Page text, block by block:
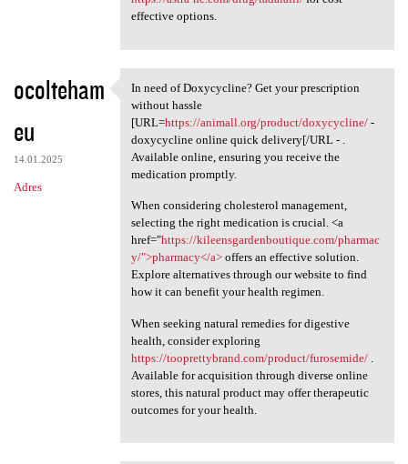
effective options.
ocolteham
eu
14.01.2025
Adres
In need of Doxycycline? Get
In need of Doxycycline? Get your prescription
without hassle
[URL=https://animall.org/product/doxycycline/-
doxycycline online quick delivery[/URL - .
Available online, ensuring you receive the
medication promptly.
When considering cholesterol management,
selecting the right medication is crucial. <a
href="https://kileensgardenboutique.com/pharmac
y/">pharmacy</a>offers an effective solution.
Explore alternatives through our website to find
how it can benefit your health regimen.
When seeking natural remedies for digestive
health, consider exploring
https://tooprettybrand.com/product/furosemide/.
Available for acquisition through diverse online
stores, this natural product may offer therapeutic
outcomes for your health.